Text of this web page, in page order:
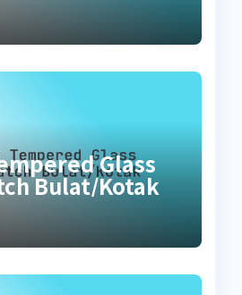
Glass
Bulat/Kotak